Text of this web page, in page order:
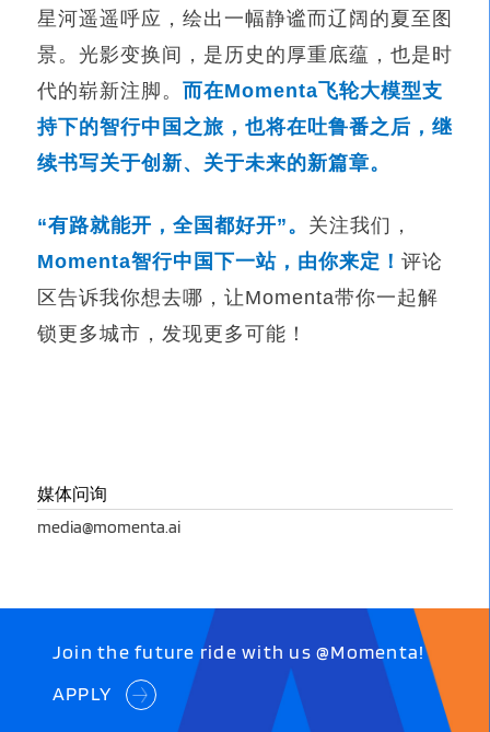
星河遥遥呼应，绘出一幅静谧而辽阔的夏至图
景。光影变换间，是历史的厚重底蕴，也是时
代的崭新注脚。 而在Momenta飞轮大模型支
持下的智行中国之旅，也将在吐鲁番之后，继
续书写关于创新、关于未来的新篇章。
“有路就能开，全国都好开”。 关注我们，
Momenta智行中国下一站，由你来定！ 评论
区告诉我你想去哪，让Momenta带你一起解
锁更多城市，发现更多可能！
媒体问询
media@momenta.ai
Join the future ride with us @Momenta!
APPLY